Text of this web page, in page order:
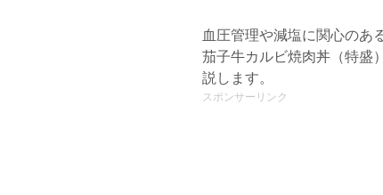
血圧管理や減塩に関心のあ
茄子牛カルビ焼肉丼（特盛
説します。
スポンサーリンク